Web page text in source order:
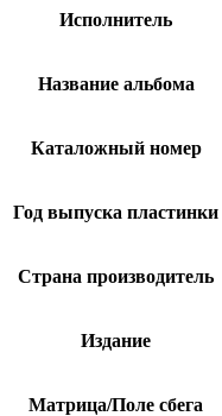
Man
Who
The
World
США,
1970,
пресс,
автограф)
Исполнитель
Название альбома
Каталожный номер
Год выпуска пластинки
Страна производитель
Издание
Матрица/Поле сбега